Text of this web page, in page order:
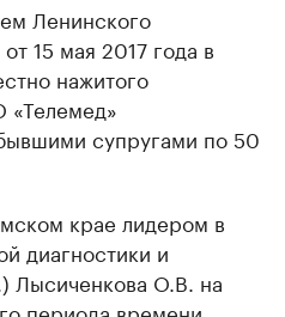
Ленинского
15 мая 2017 года в
нажитого
супругами по 50
крае лидером в
диагностики и
Лысиченкова О.В. на
периода времени